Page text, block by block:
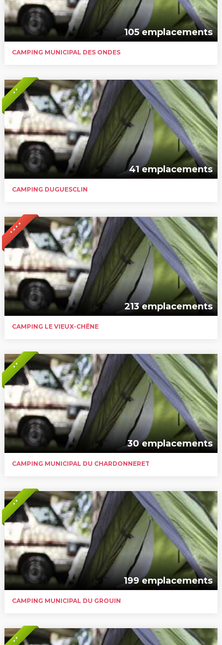
105 emplacements
CAMPING MUNICIPAL DES ONDES
* *
41 emplacements
CAMPING DUGUESCLIN
* * * *
213 emplacements
CAMPING LE VIEUX-CHÊNE
* *
30 emplacements
CAMPING MUNICIPAL DU CHARDONNERET
* *
199 emplacements
CAMPING MUNICIPAL DU GROUIN
* *